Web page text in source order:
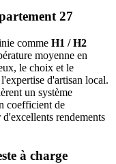
27
comme H1 / H2
moyenne en
, le choix et le
d'artisan local.
un système
coefficient de
rendements
à charge